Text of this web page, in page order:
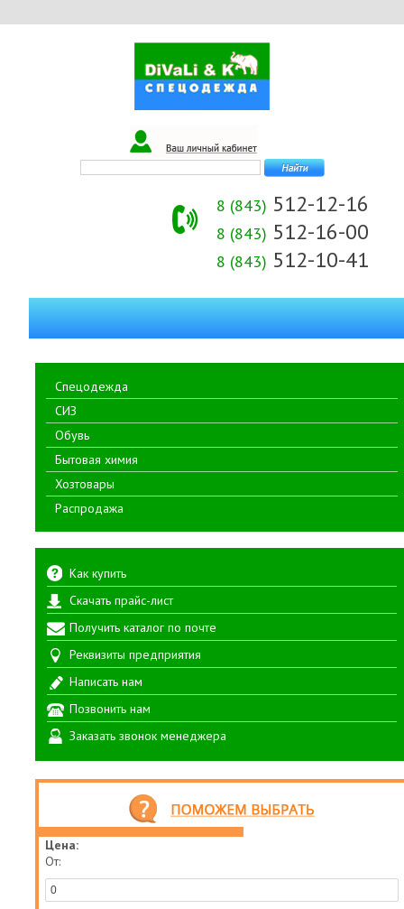
8 (843) 512-12-16
8 (843) 512-16-00
8 (843) 512-10-41
Спецодежда
СИЗ
Обувь
Бытовая химия
Хозтовары
Распродажа
Как купить
Скачать прайс-лист
Получить каталог по почте
Реквизиты предприятия
Написать нам
Позвонить нам
Заказать звонок менеджера
Цена:
От: